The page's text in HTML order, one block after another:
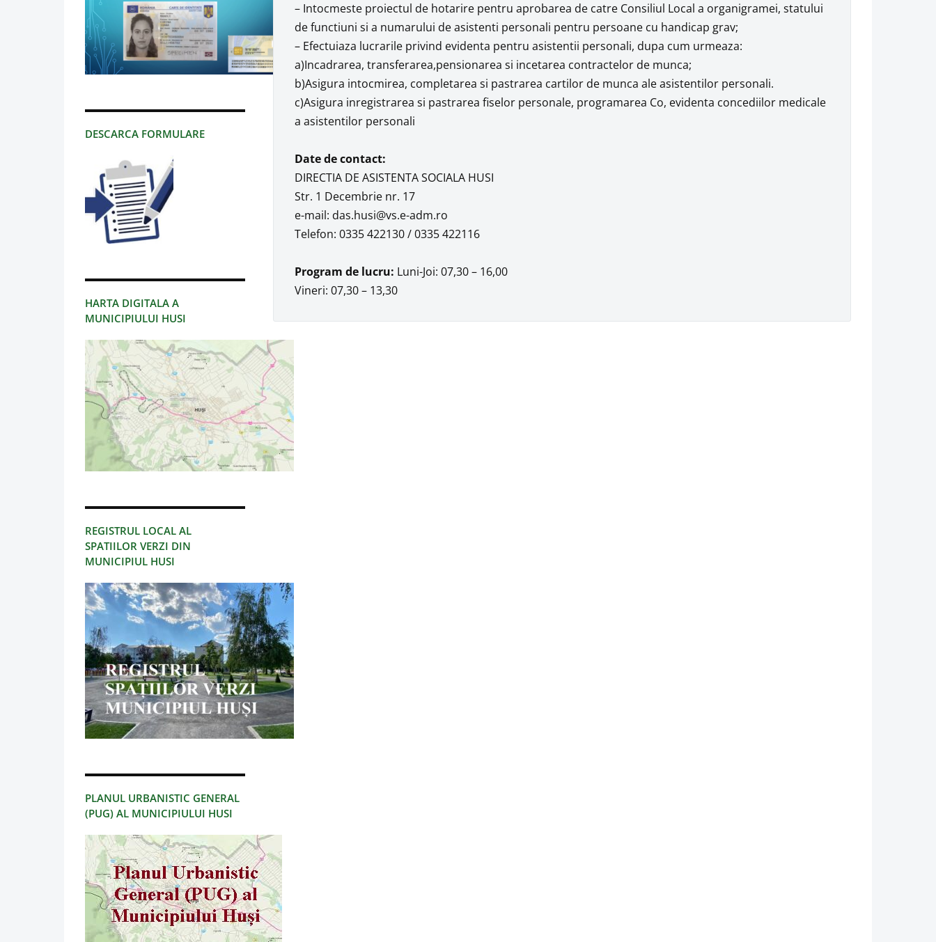
DESCARCA FORMULARE
HARTA DIGITALA A
MUNICIPIULUI HUSI
REGISTRUL LOCAL AL
SPATIILOR VERZI DIN
MUNICIPIUL HUSI
PLANUL URBANISTIC GENERAL
(PUG) AL MUNICIPIULUI HUSI
– Intocmeste proiectul de hotarire pentru aprobarea de catre Consiliul Local a organigramei, statului
de functiuni si a numarului de asistenti personali pentru persoane cu handicap grav;
– Efectuiaza lucrarile privind evidenta pentru asistentii personali, dupa cum urmeaza:
a)Incadrarea, transferarea,pensionarea si incetarea contractelor de munca;
b)Asigura intocmirea, completarea si pastrarea cartilor de munca ale asistentilor personali.
c)Asigura inregistrarea si pastrarea fiselor personale, programarea Co, evidenta concediilor medicale
a asistentilor personali
Date de contact:
DIRECTIA DE ASISTENTA SOCIALA HUSI
Str. 1 Decembrie nr. 17
e-mail: das.husi@vs.e-adm.ro
Telefon: 0335 422130 / 0335 422116
Program de lucru: Luni-Joi: 07,30 – 16,00
Vineri: 07,30 – 13,30